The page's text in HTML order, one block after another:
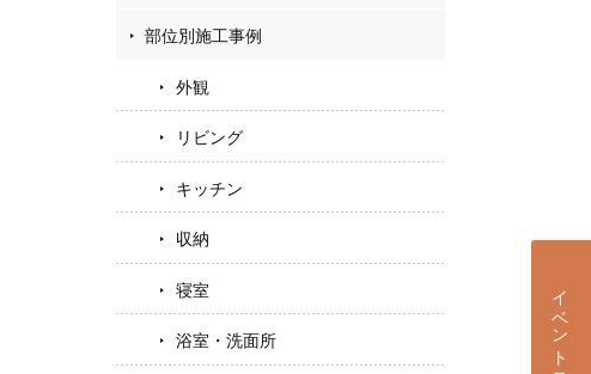
部位別施工事例
外観
リビング
キッチン
収納
寝室
浴室・洗面所 イベント予約